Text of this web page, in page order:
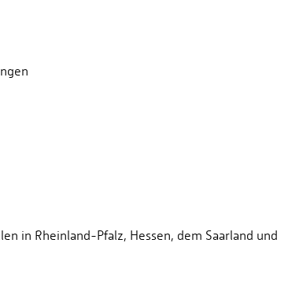
in Rheinland-Pfalz, Hessen, dem Saarland und